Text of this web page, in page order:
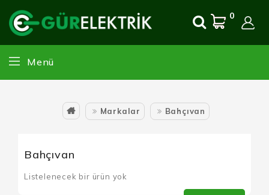
0
Menü
Markalar Bahçıvan
Bahçıvan
Listelenecek bir ürün yok